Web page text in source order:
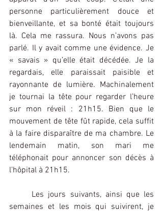
personne particulièrement douce et
bienveillante, et sa bonté était toujours
là. Cela me rassura. Nous n’avons pas
parlé. Il y avait comme une évidence. Je
« savais » qu’elle était décédée. Je la
regardais, elle paraissait paisible et
rayonnante de lumière. Machinalement
je tournai la tête pour regarder l’heure
sur mon réveil : 21h15. Bien que le
mouvement de tête fût rapide, cela suffit
à la faire disparaître de ma chambre. Le
lendemain matin, son mari me
téléphonait pour annoncer son décès à
l’hôpital à 21h15.
semaines et les mois qui suivirent, je